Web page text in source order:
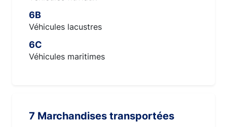
6B
Véhicules lacustres
6C
Véhicules maritimes
7 Marchandises transportées